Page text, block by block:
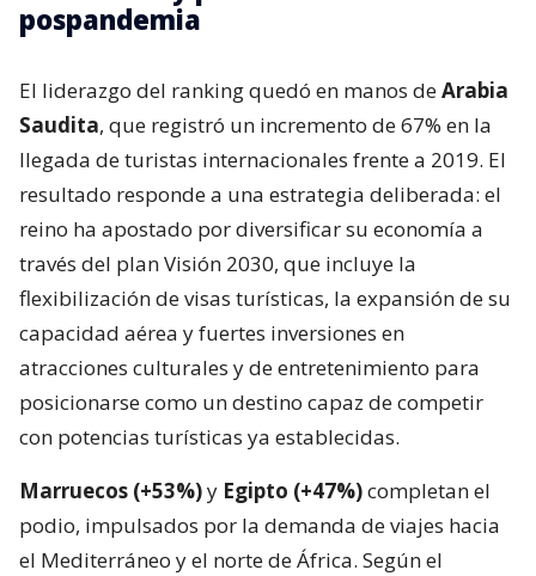
pospandemia
El liderazgo del ranking quedó en manos deArabia
Saudita, que registró un incremento de 67% en la
llegada de turistas internacionales frente a 2019. El
resultado responde a una estrategia deliberada: el
reino ha apostado por diversificar su economía a
través del plan Visión 2030, que incluye la
flexibilización de visas turísticas, la expansión de su
capacidad aérea y fuertes inversiones en
atracciones culturales y de entretenimiento para
posicionarse como un destino capaz de competir
con potencias turísticas ya establecidas.
Marruecos (+53%)y Egipto (+47%)completan el
podio, impulsados por la demanda de viajes hacia
el Mediterráneo y el norte de África. Según el